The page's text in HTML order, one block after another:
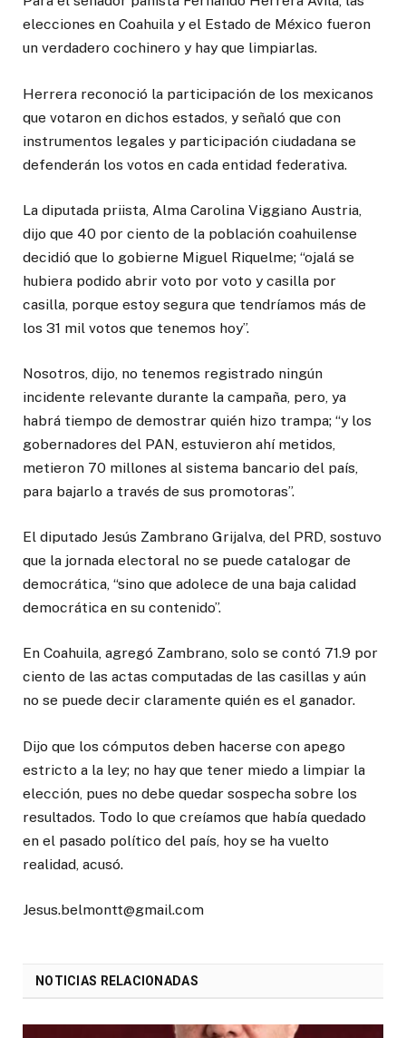
elecciones en Coahuila y el Estado de México fueron
un verdadero cochinero y hay que limpiarlas.
Herrera reconoció la participación de los mexicanos
que votaron en dichos estados, y señaló que con
instrumentos legales y participación ciudadana se
defenderán los votos en cada entidad federativa.
La diputada priista, Alma Carolina Viggiano Austria,
dijo que 40 por ciento de la población coahuilense
decidió que lo gobierne Miguel Riquelme; “ojalá se
hubiera podido abrir voto por voto y casilla por
casilla, porque estoy segura que tendríamos más de
los 31 mil votos que tenemos hoy”.
Nosotros, dijo, no tenemos registrado ningún
incidente relevante durante la campaña, pero, ya
habrá tiempo de demostrar quién hizo trampa; “y los
gobernadores del PAN, estuvieron ahí metidos,
metieron 70 millones al sistema bancario del país,
para bajarlo a través de sus promotoras”.
El diputado Jesús Zambrano Grijalva, del PRD, sostuvo
que la jornada electoral no se puede catalogar de
democrática, “sino que adolece de una baja calidad
democrática en su contenido”.
En Coahuila, agregó Zambrano, solo se contó 71.9 por
ciento de las actas computadas de las casillas y aún
no se puede decir claramente quién es el ganador.
Dijo que los cómputos deben hacerse con apego
estricto a la ley; no hay que tener miedo a limpiar la
elección, pues no debe quedar sospecha sobre los
resultados. Todo lo que creíamos que había quedado
en el pasado político del país, hoy se ha vuelto
realidad, acusó.
Jesus.belmontt@gmail.com
NOTICIAS RELACIONADAS